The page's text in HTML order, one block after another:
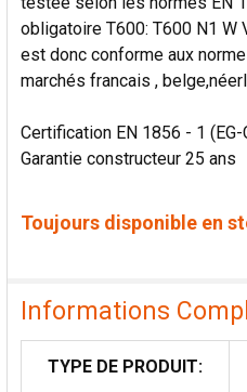
obligatoire T600: T600 N1 W
est donc conforme aux
marchés francais ,
Certification EN 1856 - 1
Garantie constructeur 25 ans
Toujours disponible en
Informations
TYPE DE PRODUIT: